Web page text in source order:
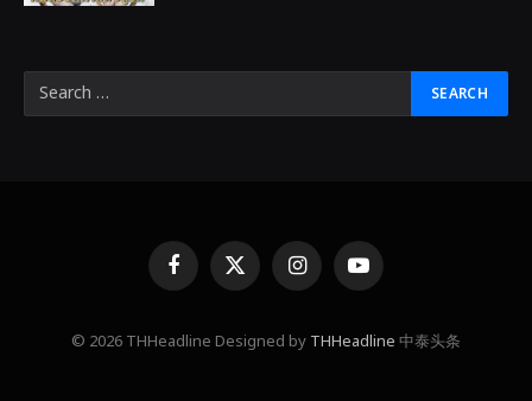
FacebookX
(Twitter)
InstagramYouTube
© 2026 THHeadline Designed by THHeadline 中泰头条